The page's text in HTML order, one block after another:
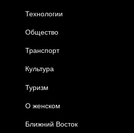
Технологии
Общество
Транспорт
Культура
Туризм
О женском
Ближний Восток